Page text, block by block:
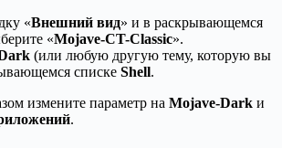
«Внешний вид» и в раскрывающемся
«Mojave-CT-Classic».
(или любую другую тему, которую вы
списке Shell.
измените параметр на Mojave-Dark и
.